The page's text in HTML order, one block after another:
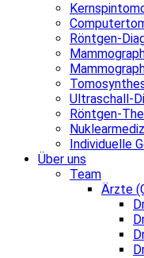
Röntgen-
Ultraschall-
Röntgen-
Individuelle
Über uns
Team
Ärzte